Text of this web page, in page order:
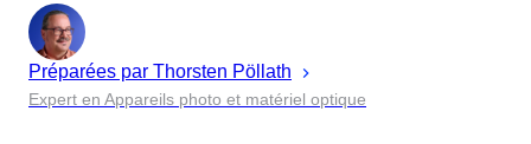
Préparées par Thorsten Pöllath
Expert en Appareils photo et matériel optique